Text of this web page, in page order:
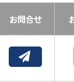
お問合せ